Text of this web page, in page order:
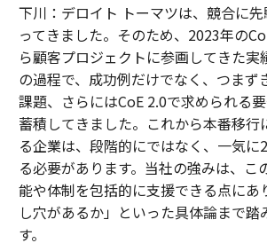
下川：デロイト トーマツは、競合に
ってきました。そのため、2023年の
ら顧客プロジェクトに参画してきた実
の過程で、成功例だけでなく、つまず
課題、さらにはCoE 2.0で求められる
蓄積してきました。これから本番移行
る企業は、段階的にではなく、一気に
る必要があります。当社の強みは、こ
能や体制を包括的に支援できる点にあ
し穴があるか」といった具体論まで踏
す。